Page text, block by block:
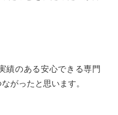
績のある安心できる専門
がったと思います。